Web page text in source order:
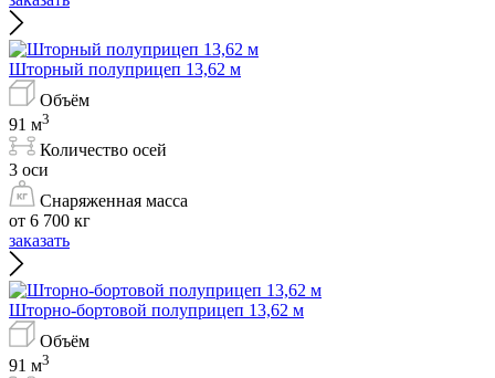
Шторный полуприцеп 13,62 м
Объём
91 м3
Количество осей
3 оси
Снаряженная масса
от 6 700 кг
заказать
Шторно-бортовой полуприцеп 13,62 м
Объём
91 м3